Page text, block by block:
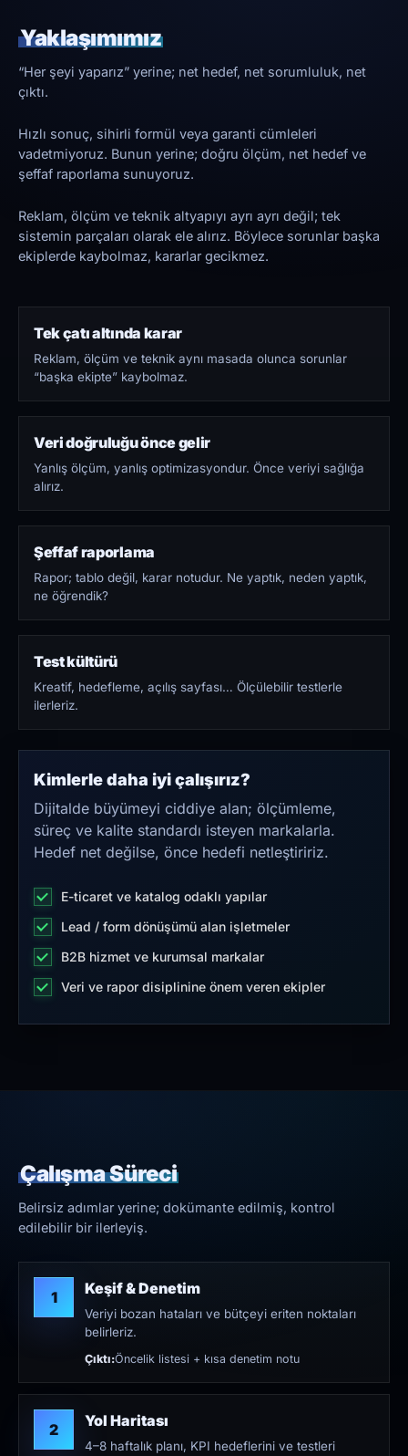
Yaklaşımımız
“Her şeyi yaparız” yerine; net hedef, net sorumluluk, net
çıktı.
Hızlı sonuç, sihirli formül veya garanti cümleleri
vadetmiyoruz. Bunun yerine; doğru ölçüm, net hedef ve
şeffaf raporlama sunuyoruz.
Reklam, ölçüm ve teknik altyapıyı ayrı ayrı değil; tek
sistemin parçaları olarak ele alırız. Böylece sorunlar başka
ekiplerde kaybolmaz, kararlar gecikmez.
Tek çatı altında karar
Reklam, ölçüm ve teknik aynı masada olunca sorunlar
“başka ekipte” kaybolmaz.
Veri doğruluğu önce gelir
Yanlış ölçüm, yanlış optimizasyondur. Önce veriyi sağlığa
alırız.
Şeffaf raporlama
Rapor; tablo değil, karar notudur. Ne yaptık, neden yaptık,
ne öğrendik?
Test kültürü
Kreatif, hedefleme, açılış sayfası… Ölçülebilir testlerle
ilerleriz.
Kimlerle daha iyi çalışırız?
Dijitalde büyümeyi ciddiye alan; ölçümleme,
süreç ve kalite standardı isteyen markalarla.
Hedef net değilse, önce hedefi netleştiririz.
E-ticaret ve katalog odaklı yapılar
Lead / form dönüşümü alan işletmeler
B2B hizmet ve kurumsal markalar
Veri ve rapor disiplinine önem veren ekipler
Çalışma Süreci
Belirsiz adımlar yerine; dokümante edilmiş, kontrol
edilebilir bir ilerleyiş.
1 Keşif & Denetim
Veriyi bozan hataları ve bütçeyi eriten noktaları
belirleriz.
Çıktı:Öncelik listesi + kısa denetim notu
2 Yol Haritası
4–8 haftalık planı, KPI hedeflerini ve testleri